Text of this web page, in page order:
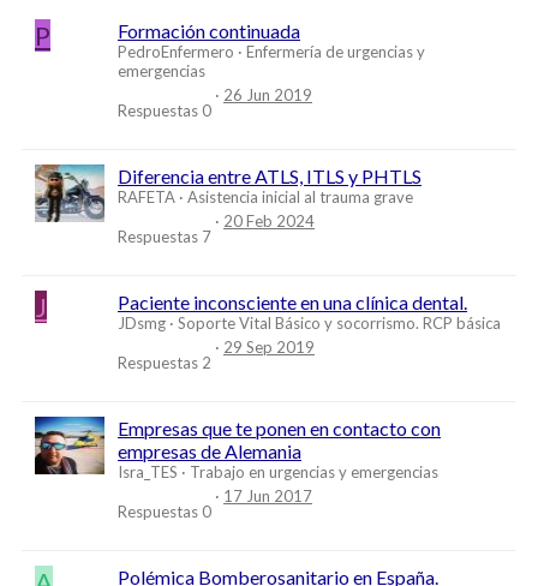
P Formación continuada
PedroEnfermero
Enfermería de urgencias y
emergencias
Respuestas 0
26 Jun 2019
Diferencia entre ATLS, ITLS y PHTLS
RAFETA Asistencia inicial al trauma grave
Respuestas 7
20 Feb 2024
J Paciente inconsciente en una clínica dental.
JDsmg Soporte Vital Básico y socorrismo. RCP básica
Respuestas 2
29 Sep 2019
Empresas que te ponen en contacto con
empresas de Alemania
Isra_TES Trabajo en urgencias y emergencias
Respuestas 0
17 Jun 2017
Polémica Bomberosanitario en España.